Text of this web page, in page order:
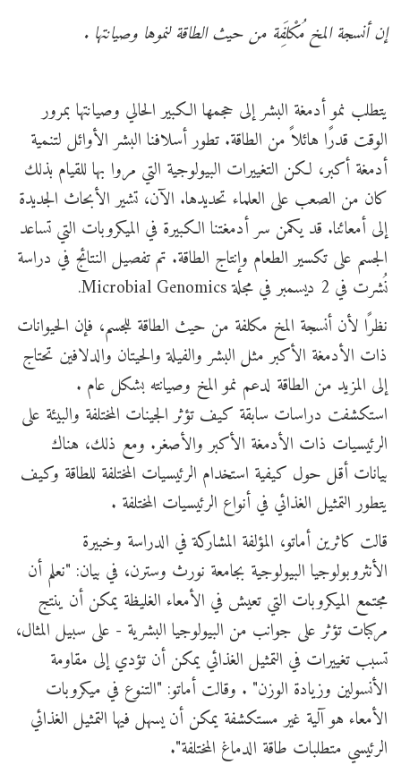
إن أنسجة المخ مُكْلِفَة من حيث الطاقة لنموها وصيانتها .
يتطلب نمو أدمغة البشر إلى حجمها الكبير الحالي وصيانتها بمرور
الوقت قدرًا هائلاً من الطاقة. تطور أسلافنا البشر الأوائل لتنمية
أدمغة أكبر، لكن التغييرات البيولوجية التي مروا بها للقيام بذلك
كان من الصعب على العلماء تحديدها. الآن، تشير الأبحاث الجديدة
إلى أمعائنا. قد يكمن سر أدمغتنا الكبيرة في الميكروبات التي تساعد
الجسم على تكسير الطعام وإنتاج الطاقة. تم تفصيل النتائج في دراسة
نُشرت في 2 ديسمبر في مجلة Microbial Genomics.
نظرًا لأن أنسجة المخ مكلفة من حيث الطاقة للجسم، فإن الحيوانات
ذات الأدمغة الأكبر مثل البشر والفيلة والحيتان والدلافين تحتاج
إلى المزيد من الطاقة لدعم نمو المخ وصيانته بشكل عام .
استكشفت دراسات سابقة كيف تؤثر الجينات المختلفة والبيئة على
الرئيسيات ذات الأدمغة الأكبر والأصغر. ومع ذلك، هناك
بيانات أقل حول كيفية استخدام الرئيسيات المختلفة للطاقة وكيف
يتطور التمثيل الغذائي في أنواع الرئيسيات المختلفة .
قالت كاثرين أماتو، المؤلفة المشاركة في الدراسة وخبيرة
الأنثروبولوجيا البيولوجية بجامعة نورث وسترن، في بيان: "نعلم أن
مجتمع الميكروبات التي تعيش في الأمعاء الغليظة يمكن أن ينتج
مركبات تؤثر على جوانب من البيولوجيا البشرية - على سبيل المثال،
تسبب تغييرات في التمثيل الغذائي يمكن أن تؤدي إلى مقاومة
الأنسولين وزيادة الوزن" . وقالت أماتو: "التنوع في ميكروبات
الأمعاء هو آلية غير مستكشفة يمكن أن يسهل فيها التمثيل الغذائي
الرئيسي متطلبات طاقة الدماغ المختلفة".